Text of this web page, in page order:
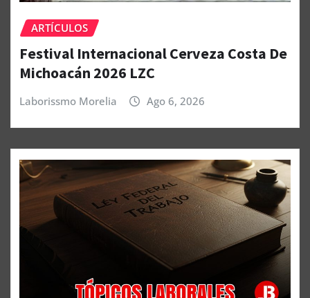
ARTÍCULOS
Festival Internacional Cerveza Costa De
Michoacán 2026 LZC
Laborissmo Morelia Ago 6, 2026